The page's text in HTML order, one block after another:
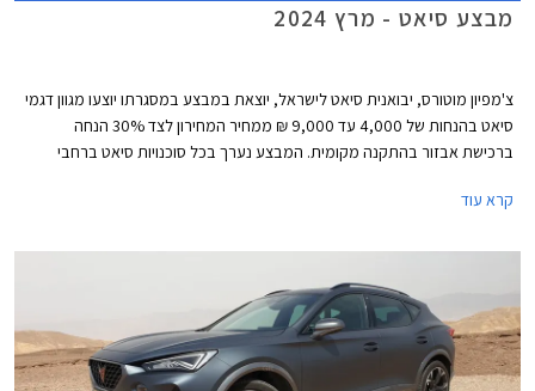
מבצע סיאט - מרץ 2024
צ'מפיון מוטורס, יבואנית סיאט לישראל, יוצאת במבצע במסגרתו יוצעו מגוון דגמי
סיאט בהנחות של 4,000 עד 9,000 ₪ ממחיר המחירון לצד 30% הנחה
ברכישת אבזור בהתקנה מקומית. המבצע נערך בכל סוכנויות סיאט ברחבי
קרא עוד